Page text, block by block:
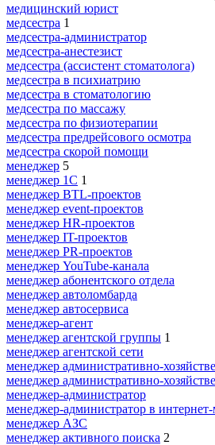
медицинский юрист
медсестра 1
медсестра-администратор
медсестра-анестезист
медсестра (ассистент стоматолога)
медсестра в психиатрию
медсестра в стоматологию
медсестра по массажу
медсестра по физиотерапии
медсестра предрейсового осмотра
медсестра скорой помощи
менеджер 5
менеджер 1С 1
менеджер BTL-проектов
менеджер event-проектов
менеджер HR-проектов
менеджер IT-проектов
менеджер PR-проектов
менеджер YouTube-канала
менеджер абонентского отдела
менеджер автоломбарда
менеджер автосервиса
менеджер-агент
менеджер агентской группы 1
менеджер агентской сети
менеджер административно-
менеджер административно-
менеджер-администратор
менеджер-администратор в интернет-
менеджер АЗС
менеджер активного поиска 2